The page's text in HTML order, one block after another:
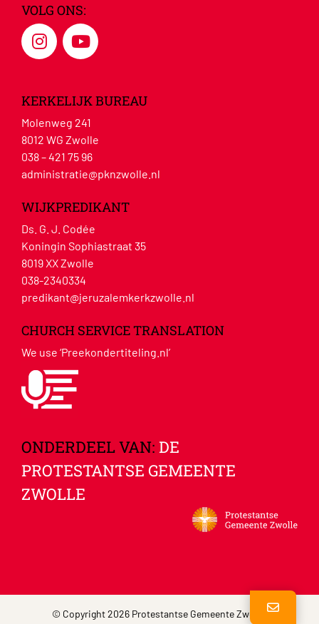
VOLG ONS:
KERKELIJK BUREAU
Molenweg 241
8012 WG Zwolle
038 – 421 75 96
administratie@pknzwolle.nl
WIJKPREDIKANT
Ds. G. J. Codée
Koningin Sophiastraat 35
8019 XX Zwolle
038-2340334
predikant@jeruzalemkerkzwolle.nl
CHURCH SERVICE TRANSLATION
We use ‘Preekondertiteling.nl’
ONDERDEEL VAN: DE
PROTESTANTSE GEMEENTE
ZWOLLE
© Copyright 2026 Protestantse Gemeente Zwolle |